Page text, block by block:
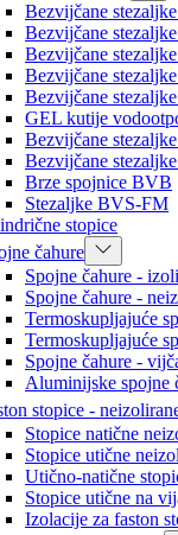
Bezvijčane
Bezvijčane
Bezvijčane
Bezvijčane
Bezvijčane
GEL kutije
Bezvijčane
Bezvijčane
Brze spojnice BVB
Stezaljke BVS-FM
stopice
čahure
Spojne čahure -
Spojne čahure -
Termoskupljajuće
Termoskupljajuće
Spojne čahure -
Aluminijske spojne
stopice -
Stopice natične
Stopice utične
Utično-natične
Stopice utične na
Izolacije za faston